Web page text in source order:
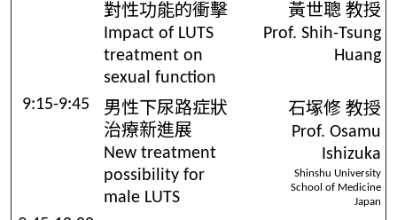
對性功能的衝擊
Impact of LUTS
treatment on
sexual function
黃世聰 教授
Prof. Shih-Tsung
Huang
9:15-9:45
男性下尿路症狀
治療新進展
New treatment
possibility for
male LUTS
石塚修 教授
Prof. Osamu
Ishizuka
Shinshu University
School of Medicine
Japan